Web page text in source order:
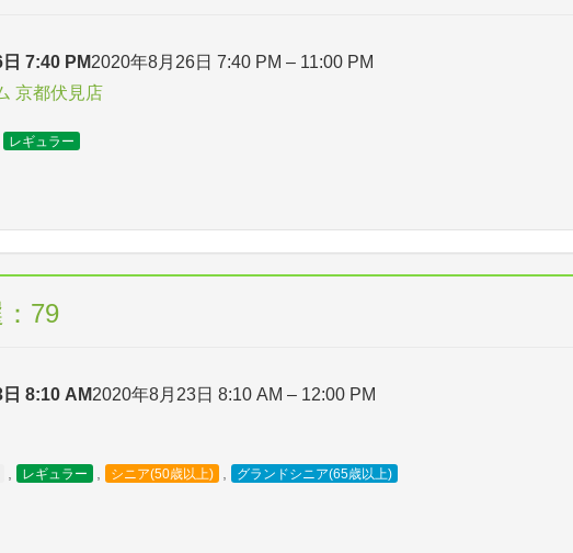
7:40 PM2020年8月26日 7:40 PM – 11:00 PM
京都伏見店
レギュラー
79
8:10 AM2020年8月23日 8:10 AM – 12:00 PM
レギュラー シニア(50歳以上) グランドシニア(65歳以上)